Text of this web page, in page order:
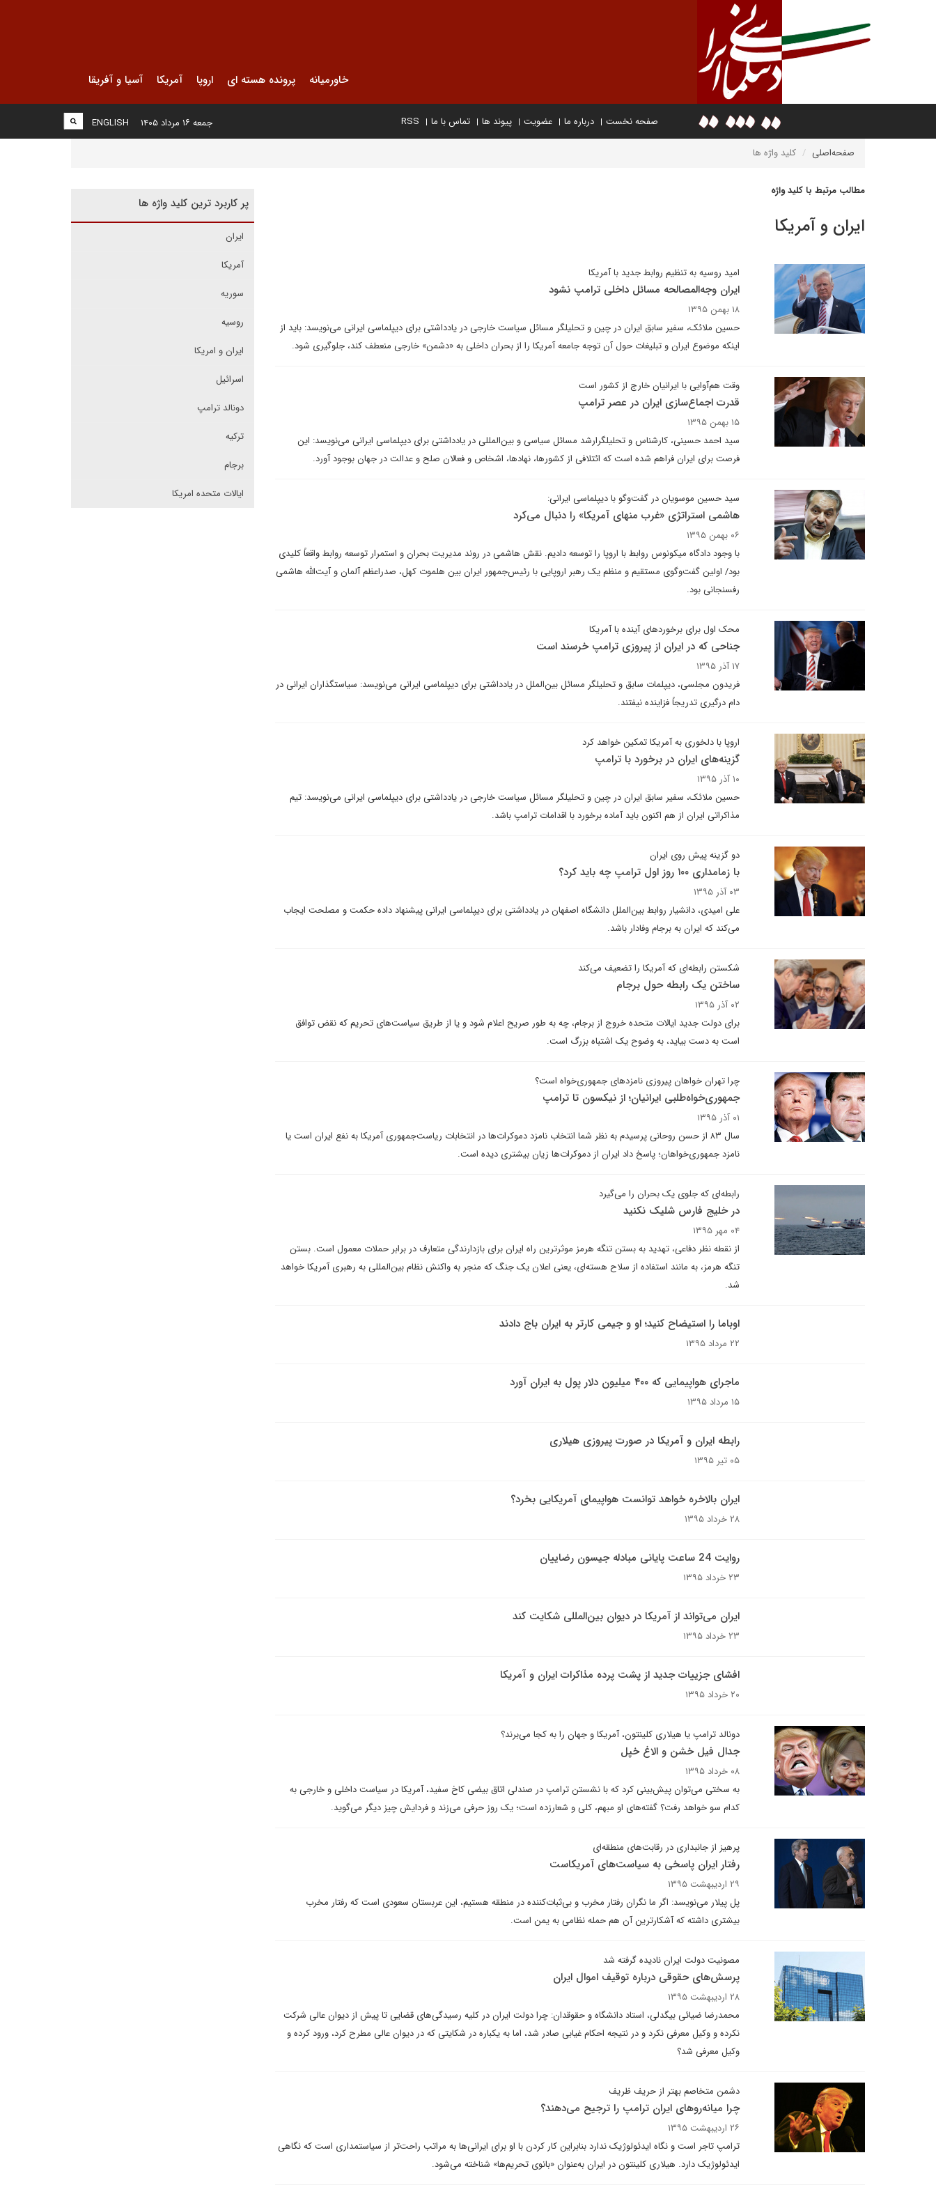
خاورمیانه پرونده هسته ای اروپا آمریکا آسیا و آفریقا
صفحه نخست درباره ما عضویت پیوند ها تماس با ما RSS
ENGLISH جمعه ۱۶ مرداد ۱۴۰۵
صفحه‌اصلی کلید واژه ها
مطالب مرتبط با کلید واژه
ایران و آمریکا
امید روسیه به تنظیم روابط جدید با آمریکا
ایران وجه‌المصالحه مسائل داخلی ترامپ نشود
۱۸ بهمن ۱۳۹۵
حسین ملائک، سفیر سابق ایران در چین و تحلیلگر مسائل سیاست خارجی در یادداشتی برای دیپلماسی ایرانی می‌نویسد: باید از
اینکه موضوع ایران و تبلیغات حول آن توجه جامعه آمریکا را از بحران داخلی به «دشمن» خارجی منعطف کند، جلوگیری شود.
وقت هم‌آوایی با ایرانیان خارج از کشور است
قدرت اجماع‌سازی ایران در عصر ترامپ
۱۵ بهمن ۱۳۹۵
سید احمد حسینی، کار‌شناس و تحلیلگرارشد مسائل سیاسی و بین‌المللی در یادداشتی برای دیپلماسی ایرانی می‌نویسد: این
فرصت برای ایران فراهم شده است که ائتلافی از کشور‌ها، نهاد‌ها، اشخاص و فعالان صلح و عدالت در جهان بوجود آورد.
سید حسین موسویان در گفت‌وگو با دیپلماسی ایرانی:
هاشمی استراتژی «غرب منهای آمریکا» را دنبال می‌کرد
۰۶ بهمن ۱۳۹۵
با وجود دادگاه میکونوس روابط با اروپا را توسعه دادیم. نقش هاشمی در روند مدیریت بحران و استمرار توسعه روابط واقعاً کلیدی
بود/ اولین گفت‌وگوی مستقیم و منظم یک رهبر اروپایی با رئیس‌جمهور ایران بین هلموت کهل، صدراعظم آلمان و آیت‌الله هاشمی
رفسنجانی بود.
محک اول برای برخوردهای آینده با آمریکا
جناحی که در ایران از پیروزی ترامپ خرسند است
۱۷ آذر ۱۳۹۵
فریدون مجلسی، دیپلمات سابق و تحلیلگر مسائل بین‌الملل در یادداشتی برای دیپلماسی ایرانی می‌نویسد: سیاستگذاران ایرانی در
دام درگیری تدریجاً فزاینده‌ نیفتند.
اروپا با دلخوری به آمریکا تمکین خواهد کرد
گزینه‌های ایران در برخورد با ترامپ
۱۰ آذر ۱۳۹۵
حسین ملائک، سفیر سابق ایران در چین و تحلیلگر مسائل سیاست خارجی در یادداشتی برای دیپلماسی ایرانی می‌نویسد: تیم
مذاکراتی ایران از هم اکنون باید آماده برخورد با اقدامات ترامپ باشد.
دو گزینه پیش روی ایران
با زمامداری ۱۰۰ روز اول ترامپ چه باید کرد؟
۰۳ آذر ۱۳۹۵
علی امیدی، دانشیار روابط بین‌الملل دانشگاه اصفهان در یادداشتی برای دیپلماسی ایرانی پیشنهاد داده حکمت و مصلحت ایجاب
می‌کند که ایران به برجام وفادار باشد.
شکستن رابطه‌ای که آمریکا را تضعیف می‌کند
ساختن یک رابطه حول برجام
۰۲ آذر ۱۳۹۵
برای دولت جدید ایالات متحده خروج از برجام، چه به طور صریح اعلام شود و یا از طریق سیاست‌های تحریم که نقض توافق
است به دست بیاید، به وضوح یک اشتباه بزرگ است.
چرا تهران خواهان پیروزی نامزدهای جمهوری‌خواه است؟
جمهوری‌خواه‌طلبی ایرانیان؛ از نیکسون تا ترامپ
۰۱ آذر ۱۳۹۵
سال ۸۳ از حسن روحانی پرسیدم به نظر شما انتخاب نامزد دموکرات‌ها در انتخابات ریاست‌جمهوری آمریکا به نفع ایران است یا
نامزد جمهوری‌خواهان؛ پاسخ داد ایران از دموکرات‌ها زیان بیشتری دیده است.
رابطه‌ای که جلوی یک بحران را می‌گیرد
در خلیج فارس شلیک نکنید
۰۴ مهر ۱۳۹۵
از نقطه نظر دفاعی، تهدید به بستن تنگه هرمز موثرترین راه ایران برای بازدارندگی متعارف در برابر حملات معمول است. بستن
تنگه هرمز، به مانند استفاده از سلاح هسته‌ای، یعنی اعلان یک جنگ که منجر به واکنش نظام بین‌المللی به رهبری آمریکا خواهد
شد.
اوباما را استیضاح کنید؛ او و جیمی کارتر به ایران باج دادند
۲۲ مرداد ۱۳۹۵
ماجرای هواپیمایی که ۴۰۰ میلیون دلار پول به ایران آورد
۱۵ مرداد ۱۳۹۵
رابطه ایران و آمریکا در صورت پیروزی هیلاری
۰۵ تیر ۱۳۹۵
ایران بالاخره خواهد توانست هواپیمای آمریکایی بخرد؟
۲۸ خرداد ۱۳۹۵
روایت 24 ساعت پایانی مبادله جیسون رضاییان
۲۳ خرداد ۱۳۹۵
ایران می‌تواند از آمریکا در دیوان بین‌المللی شکایت کند
۲۳ خرداد ۱۳۹۵
افشای جزییات جدید از پشت پرده مذاکرات ایران و آمریکا
۲۰ خرداد ۱۳۹۵
دونالد ترامپ یا هیلاری کلینتون، آمریکا و جهان را به کجا می‌برند؟
جدال فیل خشن و الاغ خپل
۰۸ خرداد ۱۳۹۵
به سختی می‌توان پیش‌بینی کرد که با نشستن ترامپ در صندلی اتاق بیضی کاخ سفید، آمریکا در سیاست داخلی و خارجی به
کدام سو خواهد رفت؟ گفته‌های او مبهم، کلی و شعارزده است؛ یک روز حرفی می‌زند و فردایش چیز دیگر می‌گوید.
پرهیز از جانبداری در رقابت‌های منطقه‌ای
رفتار ایران پاسخی به سیاست‌های آمریکاست
۲۹ اردیبهشت ۱۳۹۵
پل پیلار می‌نویسد: اگر ما نگران رفتار مخرب و بی‌ثبات‌کننده در منطقه هستیم، این عربستان سعودی است که رفتار مخرب
بیشتری داشته که آشکار‌ترین آن هم حمله نظامی به یمن است.
مصونیت دولت ایران نادیده گرفته شد
پرسش‌های حقوقی درباره توقیف اموال ایران
۲۸ اردیبهشت ۱۳۹۵
محمدرضا ضیائی بیگدلی، استاد دانشگاه و حقوقدان: چرا دولت ایران در کلیه رسیدگی‌های قضایی تا پیش از دیوان عالی شرکت
نکرده و وکیل معرفی نکرد و در نتیجه احکام غیابی صادر شد، اما به یکباره در شکایتی که در دیوان عالی مطرح کرد، ورود کرده و
وکیل معرفی شد؟
دشمن متخاصم بهتر از حریف ظریف
چرا میانه‌روهای ایران ترامپ را ترجیح می‌دهند؟
۲۶ اردیبهشت ۱۳۹۵
ترامپ تاجر است و نگاه ایدئولوژیک ندارد بنابراین کار کردن با او برای ایرانی‌ها به مراتب راحت‌تر از سیاستمداری است که نگاهی
ایدئولوژیک دارد. هیلاری کلینتون در ایران به‌عنوان «بانوی تحریم‌ها» شناخته می‌شود.
پر کاربرد ترین کلید واژه ها
ایران
آمریکا
سوریه
روسیه
ایران و امریکا
اسرائیل
دونالد ترامپ
ترکیه
برجام
ایالات متحده امریکا